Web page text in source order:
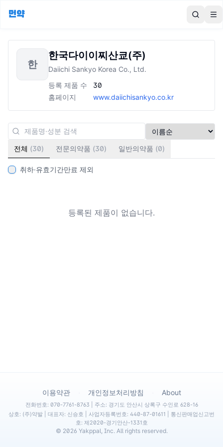
먼약
한
한국다이이찌산쿄(주)
Daiichi Sankyo Korea Co., Ltd.
등록 제품 수
30
홈페이지
www.daiichisankyo.co.kr
전체 (30) 전문의약품 (30) 일반의약품 (0)
취하·유효기간만료 제외
등록된 제품이 없습니다.
이용약관 개인정보처리방침 About
전화번호: 070-7761-8763 | 주소: 경기도 안산시 상록구 수인로 628-16
상호: (주)약발 | 대표자: 신승호 | 사업자등록번호: 440-87-01611 | 통신판매업신고번
호: 제2020-경기안산-1331호
© 2026 Yakppal, Inc. All rights reserved.